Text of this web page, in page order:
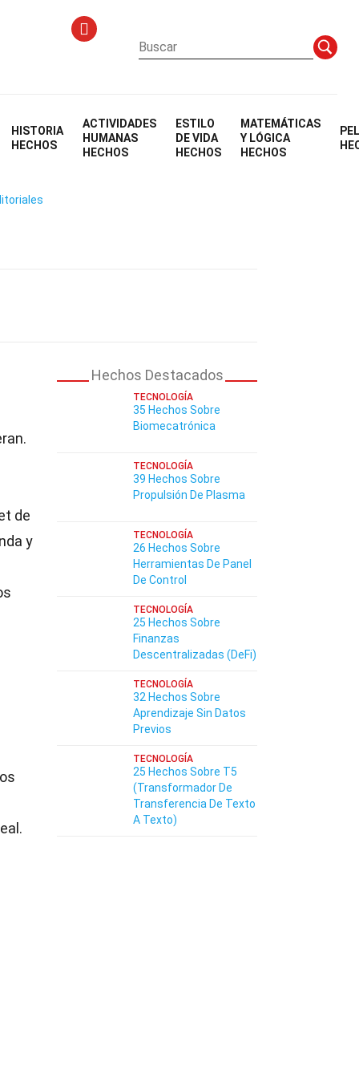
HISTORIA
HECHOS
ACTIVIDADES
HUMANAS
HECHOS
ESTILO
DE VIDA
HECHOS
MATEMÁTICAS
Y LÓGICA
HECHOS
de
y
Hechos Destacados
TECNOLOGÍA
35 Hechos Sobre
Biomecatrónica
TECNOLOGÍA
39 Hechos Sobre
Propulsión De Plasma
TECNOLOGÍA
26 Hechos Sobre
Herramientas De Panel
De Control
TECNOLOGÍA
25 Hechos Sobre
Finanzas
Descentralizadas (DeFi)
TECNOLOGÍA
32 Hechos Sobre
Aprendizaje Sin Datos
Previos
TECNOLOGÍA
25 Hechos Sobre T5
(Transformador De
Transferencia De Texto
A Texto)